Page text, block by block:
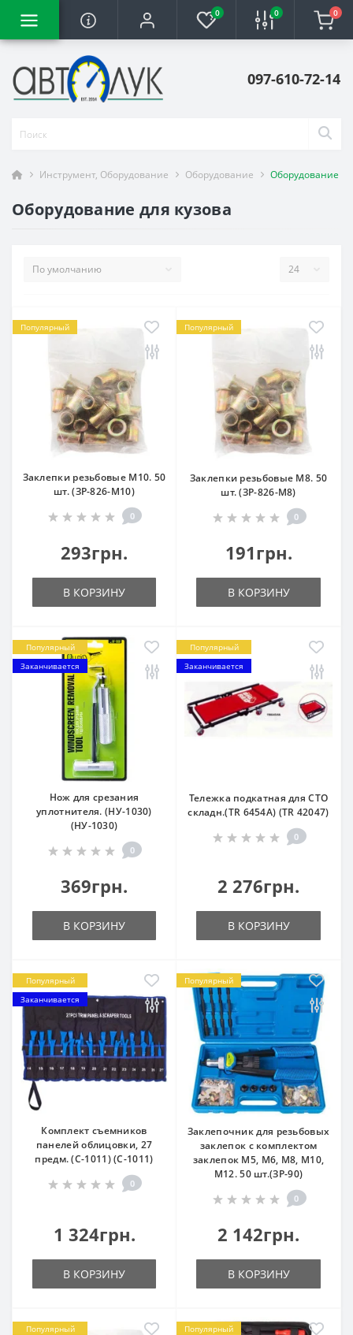
0 0 0
097-610-72-14
Инструмент, Оборудование Оборудование Оборудование
Оборудование для кузова
Популярный
Заклепки резьбовые М10. 50
шт. (ЗР-826-M10)
0
293грн.
В КОРЗИНУ
Популярный
Заклепки резьбовые М8. 50
шт. (ЗР-826-M8)
0
191грн.
В КОРЗИНУ
Популярный
Заканчивается
Нож для срезания
уплотнителя. (НУ-1030)
(НУ-1030)
0
369грн.
В КОРЗИНУ
Популярный
Заканчивается
Тележка подкатная для СТО
складн.(TR 6454А) (TR 42047)
0
2 276грн.
В КОРЗИНУ
Популярный
Заканчивается
Комплект съемников
панелей облицовки, 27
предм. (С-1011) (С-1011)
0
1 324грн.
В КОРЗИНУ
Популярный
Заклепочник для резьбовых
заклепок с комплектом
заклепок M5, M6, M8, M10,
M12. 50 шт.(ЗР-90)
0
2 142грн.
В КОРЗИНУ
Популярный
Популярный